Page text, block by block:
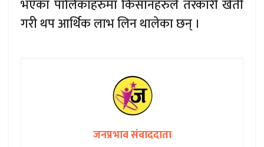
भएका पालिकाहरुमा किसानहरुले तरकारी खेती
गरी थप आर्थिक लाभ लिन थालेका छन् ।
जनप्रभाव संवाददाता